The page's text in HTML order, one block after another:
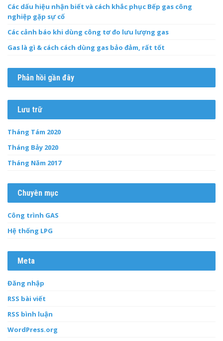
Các dấu hiệu nhận biết và cách khắc phục Bếp gas công
nghiệp gặp sự cố
Các cảnh báo khi dùng công tơ đo lưu lượng gas
Gas là gì & cách cách dùng gas bảo đảm, rất tốt
Phản hồi gần đây
Lưu trữ
Tháng Tám 2020
Tháng Bảy 2020
Tháng Năm 2017
Chuyên mục
Công trình GAS
Hệ thống LPG
Meta
Đăng nhập
RSS bài viết
RSS bình luận
WordPress.org